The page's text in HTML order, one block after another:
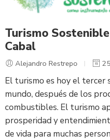
Turismo
Cabal
Alejandro Restrepo
El turismo es hoy el
mundo, después de los
combustibles. El turismo
prosperidad y
de vida para muchas